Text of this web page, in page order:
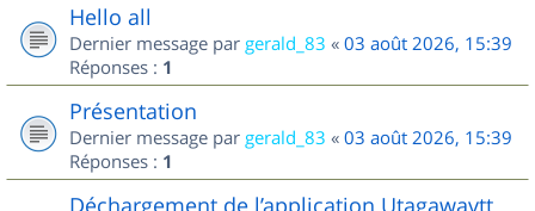
Hello all
Dernier message par gerald_83 « 03 août 2026, 15:39
Réponses : 1
Présentation
Dernier message par gerald_83 « 03 août 2026, 15:39
Réponses : 1
Déchargement de l’application Utagawavtt